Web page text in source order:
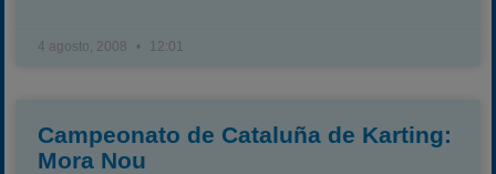
Estadísticas
4 agosto, 2008 12:01
Campeonato de Cataluña de Karting:
Mora Nou